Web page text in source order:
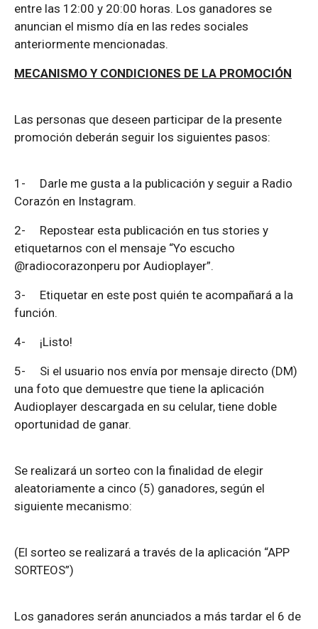
entre las 12:00 y 20:00 horas. Los ganadores se
anuncian el mismo día en las redes sociales
anteriormente mencionadas.
MECANISMO Y CONDICIONES DE LA PROMOCIÓN
Las personas que deseen participar de la presente
promoción deberán seguir los siguientes pasos:
1- Darle me gusta a la publicación y seguir a Radio
Corazón en Instagram.
2- Repostear esta publicación en tus stories y
etiquetarnos con el mensaje “Yo escucho
@radiocorazonperu por Audioplayer”.
3- Etiquetar en este post quién te acompañará a la
función.
4- ¡Listo!
5- Si el usuario nos envía por mensaje directo (DM)
una foto que demuestre que tiene la aplicación
Audioplayer descargada en su celular, tiene doble
oportunidad de ganar.
Se realizará un sorteo con la finalidad de elegir
aleatoriamente a cinco (5) ganadores, según el
siguiente mecanismo:
(El sorteo se realizará a través de la aplicación “APP
SORTEOS”)
Los ganadores serán anunciados a más tardar el 6 de